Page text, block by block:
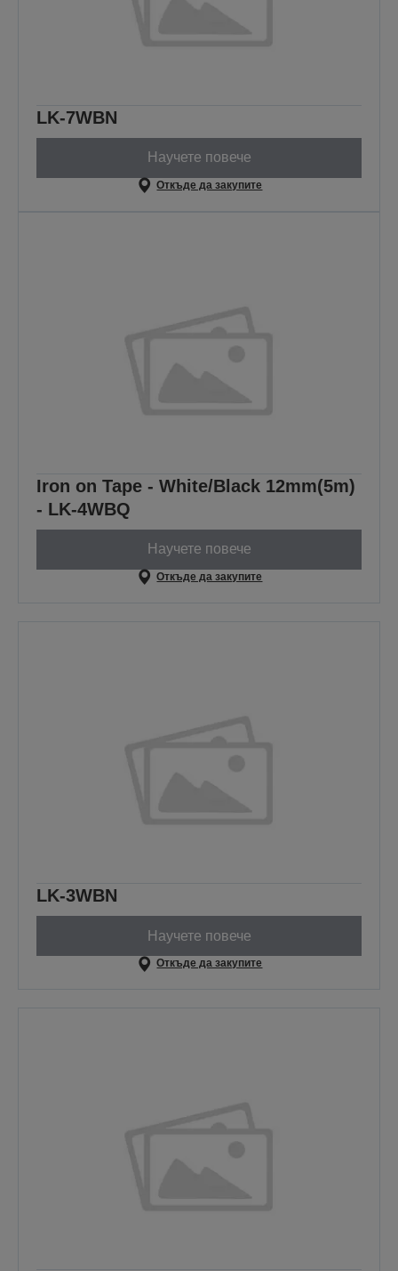
LK-7WBN
Научете повече
Откъде да закупите
Iron on Tape - White/Black 12mm(5m)
- LK-4WBQ
Научете повече
Откъде да закупите
LK-3WBN
Научете повече
Откъде да закупите